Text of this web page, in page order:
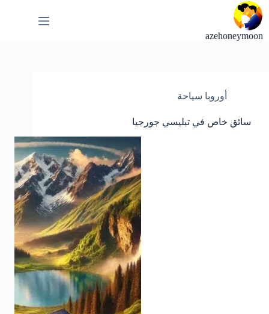
التجاوز
إلى
المحتوى
azehoneymoon
أوروبا سياحة
سائق خاص في تبليسي جورجيا